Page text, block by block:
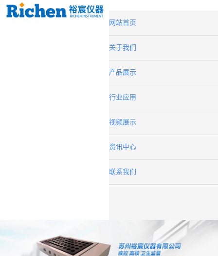
网站首页
关于我们
产品展示
行业应用
视频展示
资讯中心
联系我们